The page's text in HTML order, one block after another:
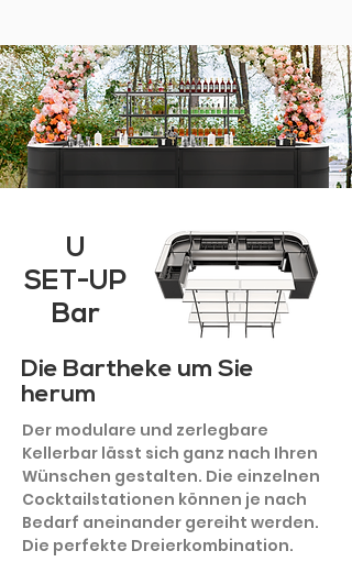
U
SET-UP
Bar
Die Bartheke um Sie
herum
Der modulare und zerlegbare
Kellerbar lässt sich ganz nach Ihren
Wünschen gestalten. Die einzelnen
Cocktailstationen können je nach
Bedarf aneinander gereiht werden.
Die perfekte Dreierkombination.